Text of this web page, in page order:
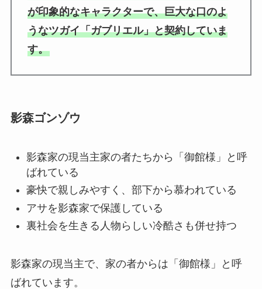
が印象的なキャラクターで、巨大な口のよ
うなツガイ「ガブリエル」と契約していま
す。
影森ゴンゾウ
影森家の現当主家の者たちから「御館様」と呼
ばれている
豪快で親しみやすく、部下から慕われている
アサを影森家で保護している
裏社会を生きる人物らしい冷酷さも併せ持つ
影森家の現当主で、家の者からは「御館様」と呼
ばれています。